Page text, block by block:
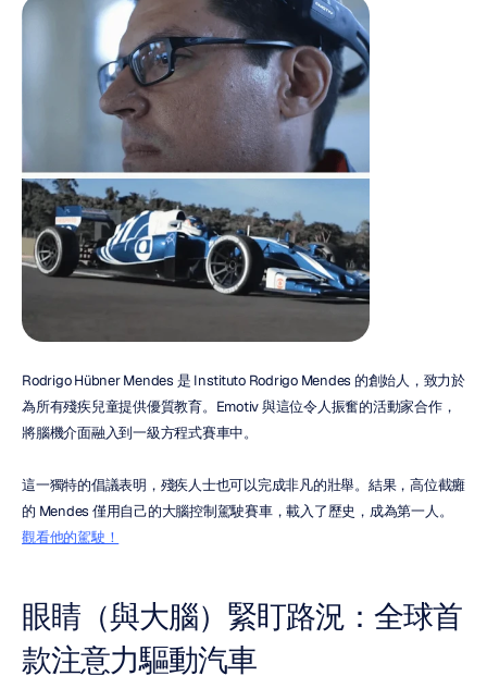
Rodrigo Hübner Mendes 是 Instituto Rodrigo Mendes 的創始人，致力於
為所有殘疾兒童提供優質教育。Emotiv 與這位令人振奮的活動家合作，
將腦機介面融入到一級方程式賽車中。
這一獨特的倡議表明，殘疾人士也可以完成非凡的壯舉。結果，高位截癱
的 Mendes 僅用自己的大腦控制駕駛賽車，載入了歷史，成為第一人。
觀看他的駕駛！
眼睛（與大腦）緊盯路況：全球首
款注意力驅動汽車